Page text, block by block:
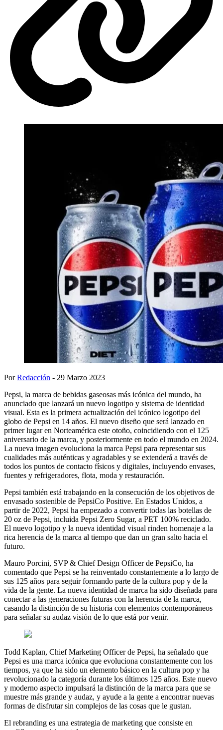
PorRedacción - 29 Marzo 2023
Pepsi, la marca de bebidas gaseosas más icónica del mundo, ha
anunciado que lanzará un nuevo logotipo y sistema de identidad
visual. Esta es la primera actualización del icónico logotipo del
globo de Pepsi en 14 años. El nuevo diseño que será lanzado en
primer lugar en Norteamérica este otoño, coincidiendo con el 125
aniversario de la marca, y posteriormente en todo el mundo en 2024.
La nueva imagen evoluciona la marca Pepsi para representar sus
cualidades más auténticas y agradables y se extenderá a través de
todos los puntos de contacto físicos y digitales, incluyendo envases,
fuentes y refrigeradores, flota, moda y restauración.
Pepsi también está trabajando en la consecución de los objetivos de
envasado sostenible de PepsiCo Positive. En Estados Unidos, a
partir de 2022, Pepsi ha empezado a convertir todas las botellas de
20 oz de Pepsi, incluida Pepsi Zero Sugar, a PET 100% reciclado.
El nuevo logotipo y la nueva identidad visual rinden homenaje a la
rica herencia de la marca al tiempo que dan un gran salto hacia el
futuro.
Mauro Porcini, SVP & Chief Design Officer de PepsiCo, ha
comentado que Pepsi se ha reinventado constantemente a lo largo de
sus 125 años para seguir formando parte de la cultura pop y de la
vida de la gente. La nueva identidad de marca ha sido diseñada para
conectar a las generaciones futuras con la herencia de la marca,
casando la distinción de su historia con elementos contemporáneos
para señalar su audaz visión de lo que está por venir.
Todd Kaplan, Chief Marketing Officer de Pepsi, ha señalado que
Pepsi es una marca icónica que evoluciona constantemente con los
tiempos, ya que ha sido un elemento básico en la cultura pop y ha
revolucionado la categoría durante los últimos 125 años. Este nuevo
y moderno aspecto impulsará la distinción de la marca para que se
muestre más grande y audaz, y ayude a la gente a encontrar nuevas
formas de disfrutar sin complejos de las cosas que le gustan.
El rebranding es una estrategia de marketing que consiste en